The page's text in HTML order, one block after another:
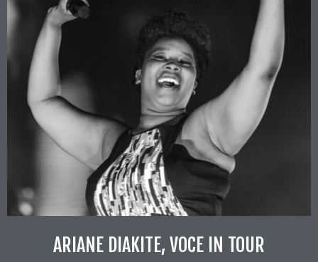
ARIANE DIAKITE, VOCE IN TOUR